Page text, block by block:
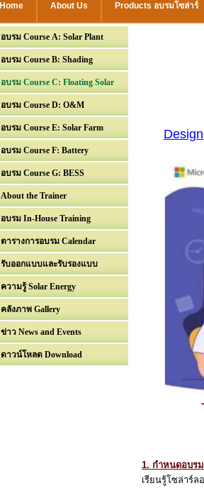
Home About Us Products อบรมโซล่าร์
อบรม Course A: Solar Plant
อบรม Course B: Shading
อบรม Course C: Floating Solar
อบรม Course D: O&M
อบรม Course E: Solar Farm
อบรม Course F: Battery
อบรม Course G: BESS
About the Trainer
อบรม In-House Training
ตารางการอบรม Calendar
รับออกแบบและรับรองแบบ
ความรู้ Solar Energy
คลังภาพ Gallery
ข่าว News and Events
ดาวน์โหลด Download
1. กำหนดอบร
เรียนรู้โซล่าร์ล